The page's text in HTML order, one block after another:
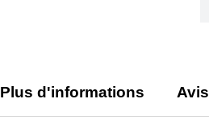
Plus d'informations Avis